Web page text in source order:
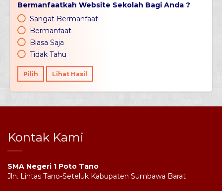
Bermanfaatkah Website Sekolah Bagi Anda ?
Sangat Bermanfaat
Bermanfaat
Biasa Saja
Tidak Tahu
Pilih Lihat Hasil
Kontak Kami
SMA Negeri 1 Poto Tano
Jln. Lintas Tano-Seteluk Kabupaten Sumbawa Barat